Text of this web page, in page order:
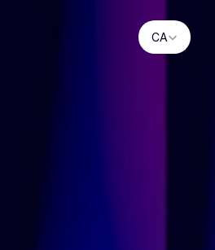
Select Language
CA